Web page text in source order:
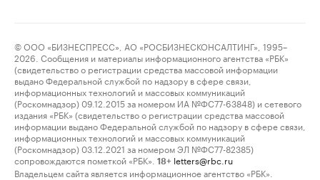
© ООО «БИЗНЕСПРЕСС», АО «РОСБИЗНЕСКОНСАЛТИНГ», 1995–
2026. Сообщения и материалы информационного агентства «РБК»
(свидетельство о регистрации средства массовой информации
выдано Федеральной службой по надзору в сфере связи,
информационных технологий и массовых коммуникаций
(Роскомнадзор) 09.12.2015 за номером ИА №ФС77-63848) и сетевого
издания «РБК» (свидетельство о регистрации средства массовой
информации выдано Федеральной службой по надзору в сфере связи,
информационных технологий и массовых коммуникаций
(Роскомнадзор) 03.12.2021 за номером ЭЛ №ФС77-82385)
сопровождаются пометкой «РБК».
18+ letters@rbc.ru
Владельцем сайта является информационное агентство «РБК».